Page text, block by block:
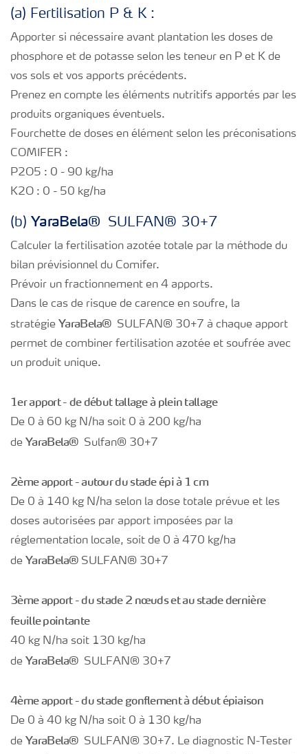
(a) Fertilisation P & K :
Apporter si nécessaire avant plantation les doses de
phosphore et de potasse selon les teneur en P et K de
vos sols et vos apports précédents.
Prenez en compte les éléments nutritifs apportés par les
produits organiques éventuels.
Fourchette de doses en élément selon les préconisations
COMIFER :
P2O5 : 0 - 90 kg/ha
K2O : 0 - 50 kg/ha
(b) YaraBela® SULFAN® 30+7
Calculer la fertilisation azotée totale par la méthode du
bilan prévisionnel du Comifer.
Prévoir un fractionnement en 4 apports.
Dans le cas de risque de carence en soufre, la
stratégie YaraBela® SULFAN® 30+7 à chaque apport
permet de combiner fertilisation azotée et soufrée avec
un produit unique.
1er apport - de début tallage à plein tallage
De 0 à 60 kg N/ha soit 0 à 200 kg/ha
de YaraBela® Sulfan® 30+7
2ème apport - autour du stade épi à 1 cm
De 0 à 140 kg N/ha selon la dose totale prévue et les
doses autorisées par apport imposées par la
réglementation locale, soit de 0 à 470 kg/ha
de YaraBela® SULFAN® 30+7
3ème apport - du stade 2 nœuds et au stade dernière
feuille pointante
40 kg N/ha soit 130 kg/ha
de YaraBela® SULFAN® 30+7
4ème apport - du stade gonflement à début épiaison
De 0 à 40 kg N/ha soit 0 à 130 kg/ha
de YaraBela® SULFAN® 30+7. Le diagnostic N-Tester